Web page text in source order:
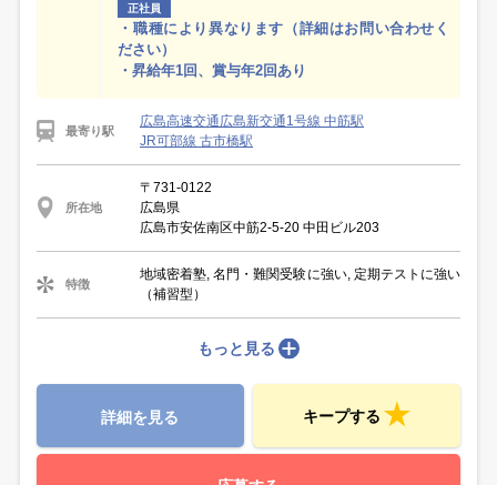
正社員
・職種により異なります（詳細はお問い合わせく
ださい）
・昇給年1回、賞与年2回あり
最寄り駅
広島高速交通広島新交通1号線 中筋駅
JR可部線 古市橋駅
所在地
〒731-0122
広島県
広島市安佐南区中筋2-5-20 中田ビル203
特徴
地域密着塾, 名門・難関受験に強い, 定期テストに強い
（補習型）
もっと見る
詳細を見る キープする